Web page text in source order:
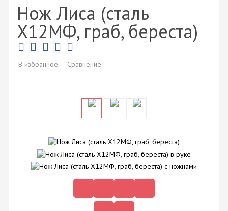
Нож Лиса (сталь
Х12МФ, граб, береста)
В избранное Сравнение